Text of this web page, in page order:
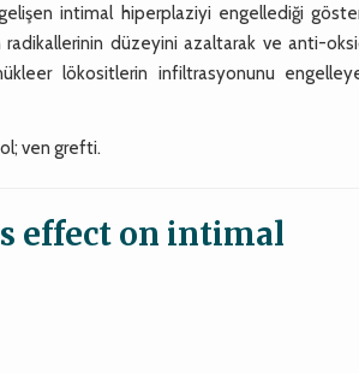
intimal hiperplaziyi engellediği
düzeyini azaltarak ve anti-
lökositlerin infiltrasyonunu
ven grefti.
effect on intimal